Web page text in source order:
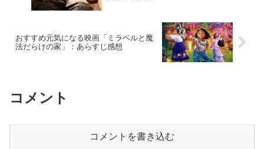
おすすめ元気になる映画「ミラベルと魔
法だらけの家」：あらすじ感想
コメント
コメントを書き込む